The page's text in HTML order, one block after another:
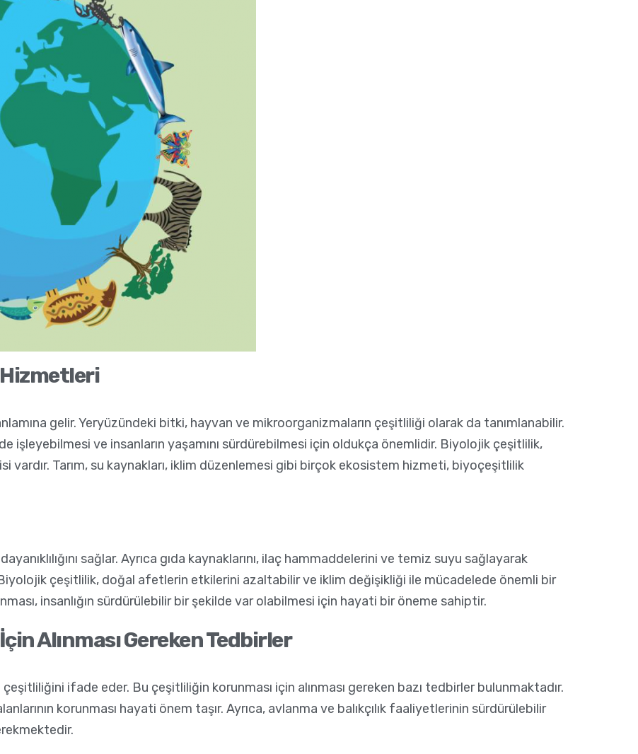
gelir. Yeryüzündeki bitki, hayvan ve mikroorganizmaların çeşitliliği olarak da tanımlanabilir.
işleyebilmesi ve insanların yaşamını sürdürebilmesi için oldukça önemlidir. Biyolojik çeşitlilik,
Tarım, su kaynakları, iklim düzenlemesi gibi birçok ekosistem hizmeti, biyoçeşitlilik
sağlar. Ayrıca gıda kaynaklarını, ilaç hammaddelerini ve temiz suyu sağlayarak
Biyolojik çeşitlilik, doğal afetlerin etkilerini azaltabilir ve iklim değişikliği ile mücadelede önemli bir
insanlığın sürdürülebilir bir şekilde var olabilmesi için hayati bir öneme sahiptir.
Alınması Gereken Tedbirler
ifade eder. Bu çeşitliliğin korunması için alınması gereken bazı tedbirler bulunmaktadır.
korunması hayati önem taşır. Ayrıca, avlanma ve balıkçılık faaliyetlerinin sürdürülebilir